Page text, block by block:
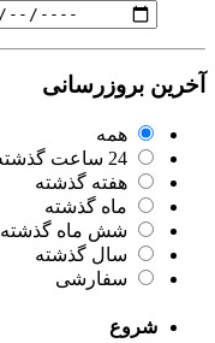
آخرین بروزرسانی
همه
24 ساعت گذشته
هفته گذشته
ماه گذشته
شش ماه گذشته
سال گذشته
سفارشی
شروع